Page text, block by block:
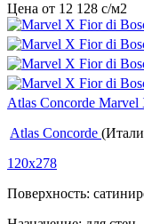
Цена от 12 128 c/м2
Atlas Concorde Marvel
Atlas Concorde
120x278
Поверхность: